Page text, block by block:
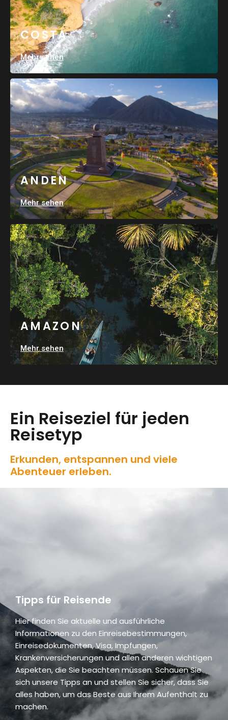
COSTA
Mehr sehen
ANDEN
Mehr sehen
AMAZON
Mehr sehen
Ein Reiseziel für jeden
Reisetyp
Erkunden, entspannen und viele
Abenteuer erleben.
Tipps für Reisende
Hier finden Sie aktuelle und ausführliche
Informationen zu den Einreisebestimmungen,
Einreisedokumenten, Visa, Impfungen,
Krankenversicherungen und allen anderen wichtigen
Aspekten, die Sie beachten müssen. Schauen Sie
sich unsere Tipps an und stellen Sie sicher, dass Sie
alles haben, um das Beste aus Ihrem Aufenthalt zu
machen.